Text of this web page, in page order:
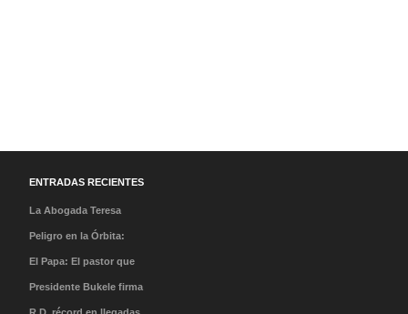
ENTRADAS RECIENTES
La Abogada Teresa
Stella Mera Gómez es la
Peligro en la Órbita:
¿Qué es la «Basura
El Papa: El pastor que
caminó en la tormenta y
el milagro de su llegada
Presidente Bukele firma
acuerdo que abre nueva